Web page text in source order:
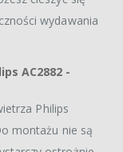
wydawania
AC2882 -
Philips
montażu nie są